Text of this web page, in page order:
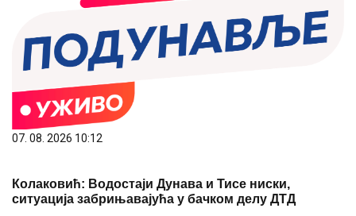
07. 08. 2026 10:12
Колаковић: Водостаји Дунава и Тисе ниски,
ситуација забрињавајућа у бачком делу ДТД